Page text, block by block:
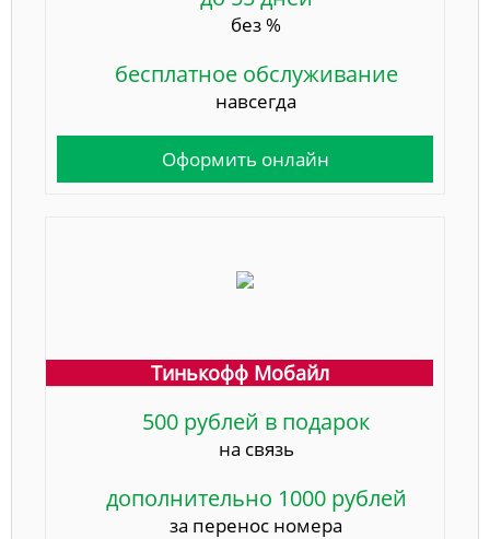
без %
бесплатное обслуживание
навсегда
Оформить онлайн
Тинькофф Мобайл
500 рублей в подарок
на связь
дополнительно 1000 рублей
за перенос номера